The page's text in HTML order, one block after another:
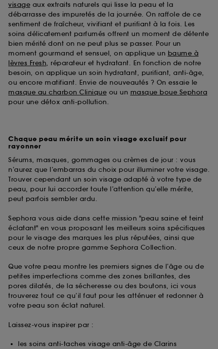
visage aux extraits naturels qui lisse la peau et la
débarrasse des impuretés de la journée. On raffole de ce
sentiment de fraîcheur, vivifiant et purifiant à la fois. Les
soins délicatement parfumés offrent un moment de détente
bien mérité dont on ne peut plus se passer. Pour un
moment gourmand et sensuel, on applique un baume à
lèvres Fresh, réparateur et hydratant. En fonction de notre
besoin, on applique un soin hydratant, purifiant, anti-âge,
ou encore matifiant. Envie de nouveautés ? On essaie le
masque au charbon Clinique ou un masque boue Sephora
pour une détox anti-pollution.
Chaque peau mérite un soin visage exclusif pour
rayonner
Sérums, masques, gommages ou crèmes de jour : vous
n’aurez que l’embarras du choix pour illuminer votre visage.
Trouver cependant un soin visage adapté à votre type de
peau, pour lui accorder toute l’attention qu’elle mérite,
peut parfois sembler ardu.
Sephora vous aide dans cette mission "peau saine et teint
éclatant" en vous proposant les meilleurs soins spécifiques
pour le visage des marques les plus réputées, ainsi que
ceux de notre propre gamme Sephora Collection.
Que votre peau montre les premiers signes de l’âge ou de
petites imperfections comme des zones brillantes, des
pores dilatés, de la sécheresse ou des boutons, ici vous
trouverez tout ce qu’il faut pour les atténuer et redonner à
votre peau son éclat naturel.
Laissez-vous inspirer par :
les soins anti-taches visage anti-âge de Clarins